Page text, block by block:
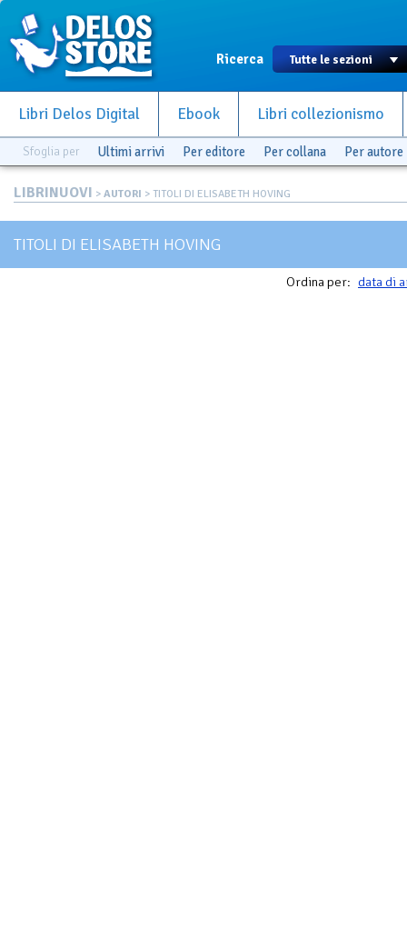
Ricerca
Libri Delos Digital Ebook Libri collezionismo
Sfoglia per Ultimi arrivi Per editore Per collana Per autore
LIBRINUOVI > AUTORI > TITOLI DI ELISABETH HOVING
TITOLI DI ELISABETH HOVING
Ordina per: data di